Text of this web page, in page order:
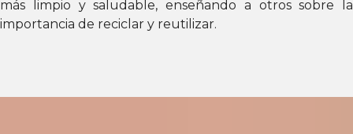
más limpio y saludable, enseñando a otros sobre la
importancia de reciclar y reutilizar.